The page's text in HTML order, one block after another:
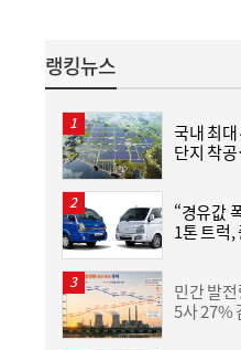
16:35
[여전사 풍향계] KB
카드’ 20만장 돌파外
랭킹뉴스
국내 최
단지 착
“경유값
1톤 트럭,
민간 발
5사 27%